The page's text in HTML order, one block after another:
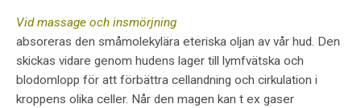
Vid massage och insmörjning
absoreras den småmolekylära eteriska oljan av vår hud. Den
skickas vidare genom hudens lager till lymfvätska och
blodomlopp för att förbättra cellandning och cirkulation i
kroppens olika celler. Når den magen kan t ex gaser